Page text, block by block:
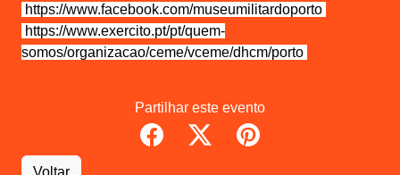
https://www.facebook.com/museumilitardoporto
https://www.exercito.pt/pt/quem-
somos/organizacao/ceme/vceme/dhcm/porto
Partilhar este evento
Voltar